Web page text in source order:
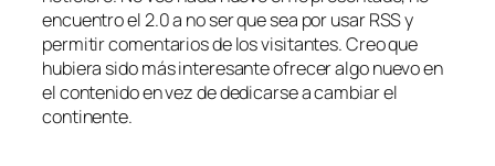
encuentro el 2.0 a no ser que sea por usar RSS y
permitir comentarios de los visitantes. Creo que
hubiera sido más interesante ofrecer algo nuevo en
el contenido en vez de dedicarse a cambiar el
continente.